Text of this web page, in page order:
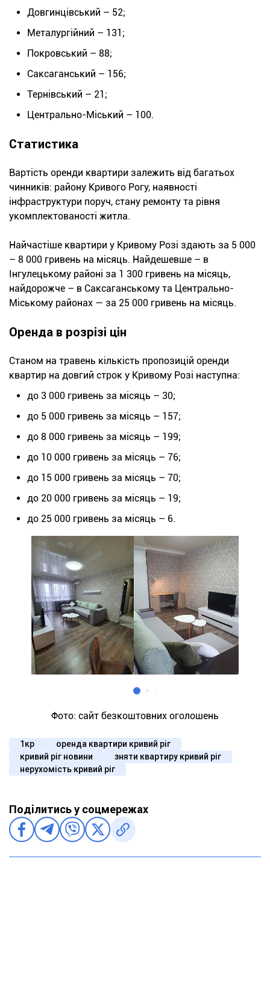
Довгинцівський – 52;
Металургійний – 131;
Покровський – 88;
Саксаганський – 156;
Тернівський – 21;
Центрально-Міський – 100.
Статистика
Вартість оренди квартири залежить від багатьох
чинників: району Кривого Рогу, наявності
інфраструктури поруч, стану ремонту та рівня
укомплектованості житла.
Найчастіше квартири у Кривому Розі здають за 5 000
– 8 000 гривень на місяць. Найдешевше – в
Інгулецькому районі за 1 300 гривень на місяць,
найдорожче – в Саксаганському та Центрально-
Міському районах — за 25 000 гривень на місяць.
Оренда в розрізі цін
Станом на травень кількість пропозицій оренди
квартир на довгий строк у Кривому Розі наступна:
до 3 000 гривень за місяць – 30;
до 5 000 гривень за місяць – 157;
до 8 000 гривень за місяць – 199;
до 10 000 гривень за місяць – 76;
до 15 000 гривень за місяць – 70;
до 20 000 гривень за місяць – 19;
до 25 000 гривень за місяць – 6.
Фото: сайт безкоштовних оголошень
1кр
оренда квартири кривий ріг
кривий ріг новини
зняти квартиру кривий ріг
нерухомість кривий ріг
Поділитись у соцмережах